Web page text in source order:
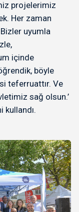
projelerimiz
Her zaman
uyumla
içinde
böyle
teferruattır. Ve
sağ olsun.’
kullandı.